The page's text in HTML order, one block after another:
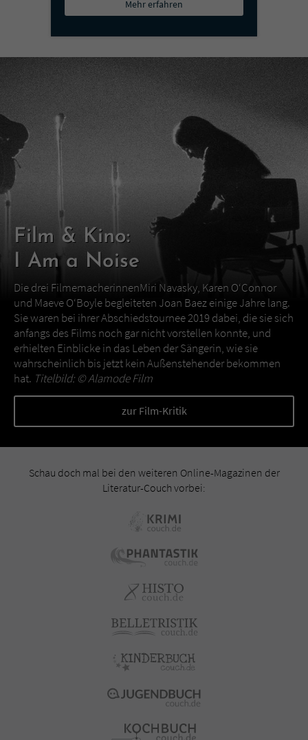
Mehr erfahren
Film & Kino:
I Am a Noise
Die drei FilmemacherinnenMiri Navasky, Karen O‘Connor
und Maeve O‘Boyle begleiteten Joan Baez einige Jahre lang.
Sie waren bei ihrer Abschiedstournee 2019 dabei, die sie sich
anfangs des Films noch gar nicht vorstellen konnte, und
erhielten Einblicke in das Leben der Sängerin, wie sie
wahrscheinlich bis jetzt kein Außenstehender bekommen
hat. Titelbild: ©Alamode Film
zur Film-Kritik
Schau doch mal bei den weiteren Online-Magazinen der
Literatur-Couch vorbei: